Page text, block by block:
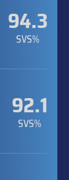
94.3
SVS%
92.1
SVS%